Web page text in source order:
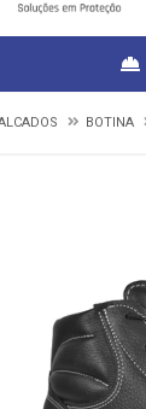
BOTINA